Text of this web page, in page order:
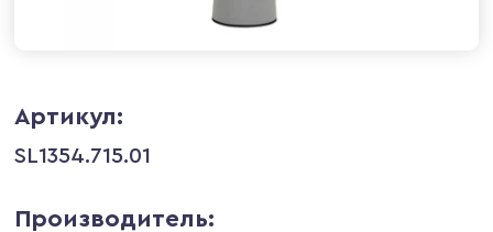
Артикул:
SL1354.715.01
Производитель: